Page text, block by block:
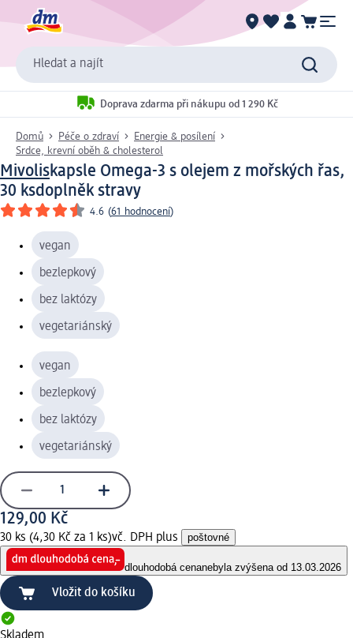
Hledat a najít
Doprava zdarma při nákupu od 1 290 Kč
Domů Péče o zdraví
Energie & posílení
Srdce, krevní oběh & cholesterol
Mivoliskapsle Omega-3 s olejem z mořských řas,
30 ksdoplněk stravy
4.6 (61 hodnocení)
vegan
bezlepkový
bez laktózy
vegetariánský
vegan
bezlepkový
bez laktózy
vegetariánský
129,00 Kč
30 ks (4,30 Kč za 1 ks)vč. DPH plus poštovné
dlouhodobá cenanebyla zvýšena od 13.03.2026
Vložit do košíku